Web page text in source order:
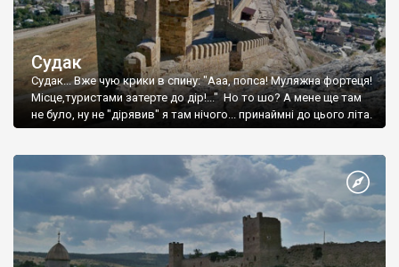
Судак
Судак... Вже чую крики в спину: "Ааа, попса! Муляжна фортеця!
Місце,туристами затерте до дір!..." Но то шо? А мене ще там
не було, ну не "дірявив" я там нічого... принаймні до цього літа.